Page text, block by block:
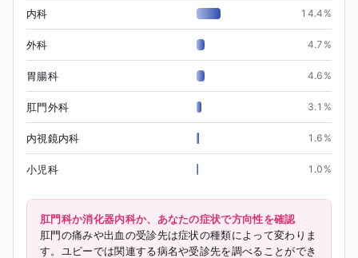
内科 14.4 %
外科 4.7 %
胃腸科 4.6 %
肛門外科 3.1 %
内視鏡内科 1.6 %
小児科 1.0 %
肛門科か消化器内科か、あなたの症状で方向性を確認
肛門の痛みや出血の受診先は症状の種類によって変わりま
す。ユビーでは関連する病名や受診先を調べることができ